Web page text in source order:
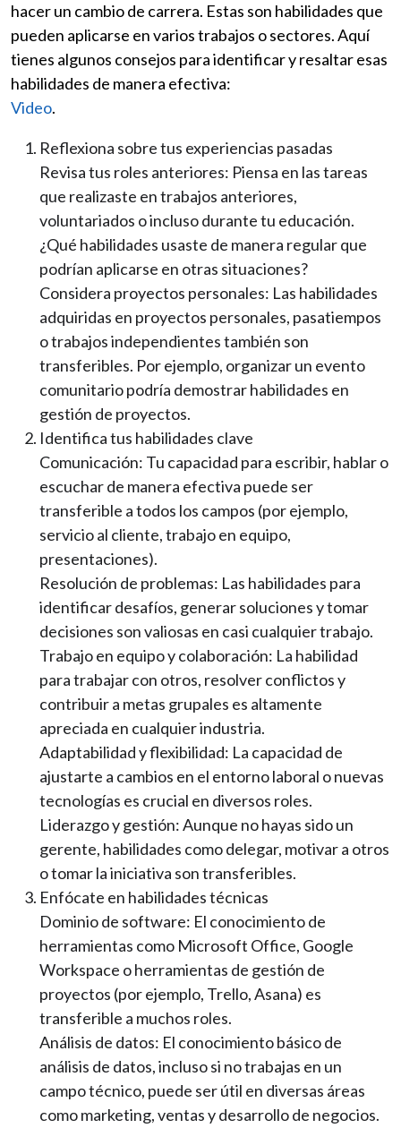
hacer un cambio de carrera. Estas son habilidades que
pueden aplicarse en varios trabajos o sectores. Aquí
tienes algunos consejos para identificar y resaltar esas
habilidades de manera efectiva:
Video.
Reflexiona sobre tus experiencias pasadas
Revisa tus roles anteriores: Piensa en las tareas
que realizaste en trabajos anteriores,
voluntariados o incluso durante tu educación.
¿Qué habilidades usaste de manera regular que
podrían aplicarse en otras situaciones?
Considera proyectos personales: Las habilidades
adquiridas en proyectos personales, pasatiempos
o trabajos independientes también son
transferibles. Por ejemplo, organizar un evento
comunitario podría demostrar habilidades en
gestión de proyectos.
Identifica tus habilidades clave
Comunicación: Tu capacidad para escribir, hablar o
escuchar de manera efectiva puede ser
transferible a todos los campos (por ejemplo,
servicio al cliente, trabajo en equipo,
presentaciones).
Resolución de problemas: Las habilidades para
identificar desafíos, generar soluciones y tomar
decisiones son valiosas en casi cualquier trabajo.
Trabajo en equipo y colaboración: La habilidad
para trabajar con otros, resolver conflictos y
contribuir a metas grupales es altamente
apreciada en cualquier industria.
Adaptabilidad y flexibilidad: La capacidad de
ajustarte a cambios en el entorno laboral o nuevas
tecnologías es crucial en diversos roles.
Liderazgo y gestión: Aunque no hayas sido un
gerente, habilidades como delegar, motivar a otros
o tomar la iniciativa son transferibles.
Enfócate en habilidades técnicas
Dominio de software: El conocimiento de
herramientas como Microsoft Office, Google
Workspace o herramientas de gestión de
proyectos (por ejemplo, Trello, Asana) es
transferible a muchos roles.
Análisis de datos: El conocimiento básico de
análisis de datos, incluso si no trabajas en un
campo técnico, puede ser útil en diversas áreas
como marketing, ventas y desarrollo de negocios.